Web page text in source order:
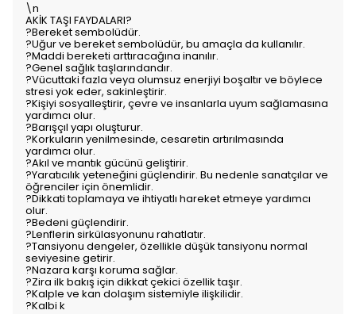
\n
AKİK TAŞI FAYDALARI?
?Bereket sembolüdür.
?Uğur ve bereket sembolüdür, bu amaçla da kullanılır.
?Maddi bereketi arttıracağına inanılır.
?Genel sağlık taşlarındandır.
?Vücuttaki fazla veya olumsuz enerjiyi boşaltır ve böylece
stresi yok eder, sakinleştirir.
?Kişiyi sosyalleştirir, çevre ve insanlarla uyum sağlamasına
yardımcı olur.
?Barışçıl yapı oluşturur.
?Korkuların yenilmesinde, cesaretin artırılmasında
yardımcı olur.
?Akıl ve mantık gücünü geliştirir.
?Yaratıcılık yeteneğini güçlendirir. Bu nedenle sanatçılar ve
öğrenciler için önemlidir.
?Dikkati toplamaya ve ihtiyatlı hareket etmeye yardımcı
olur.
?Bedeni güçlendirir.
?Lenflerin sirkülasyonunu rahatlatır.
?Tansiyonu dengeler, özellikle düşük tansiyonu normal
seviyesine getirir.
?Nazara karşı koruma sağlar.
?Zira ilk bakış için dikkat çekici özellik taşır.
?Kalple ve kan dolaşım sistemiyle ilişkilidir.
?Kalbi k